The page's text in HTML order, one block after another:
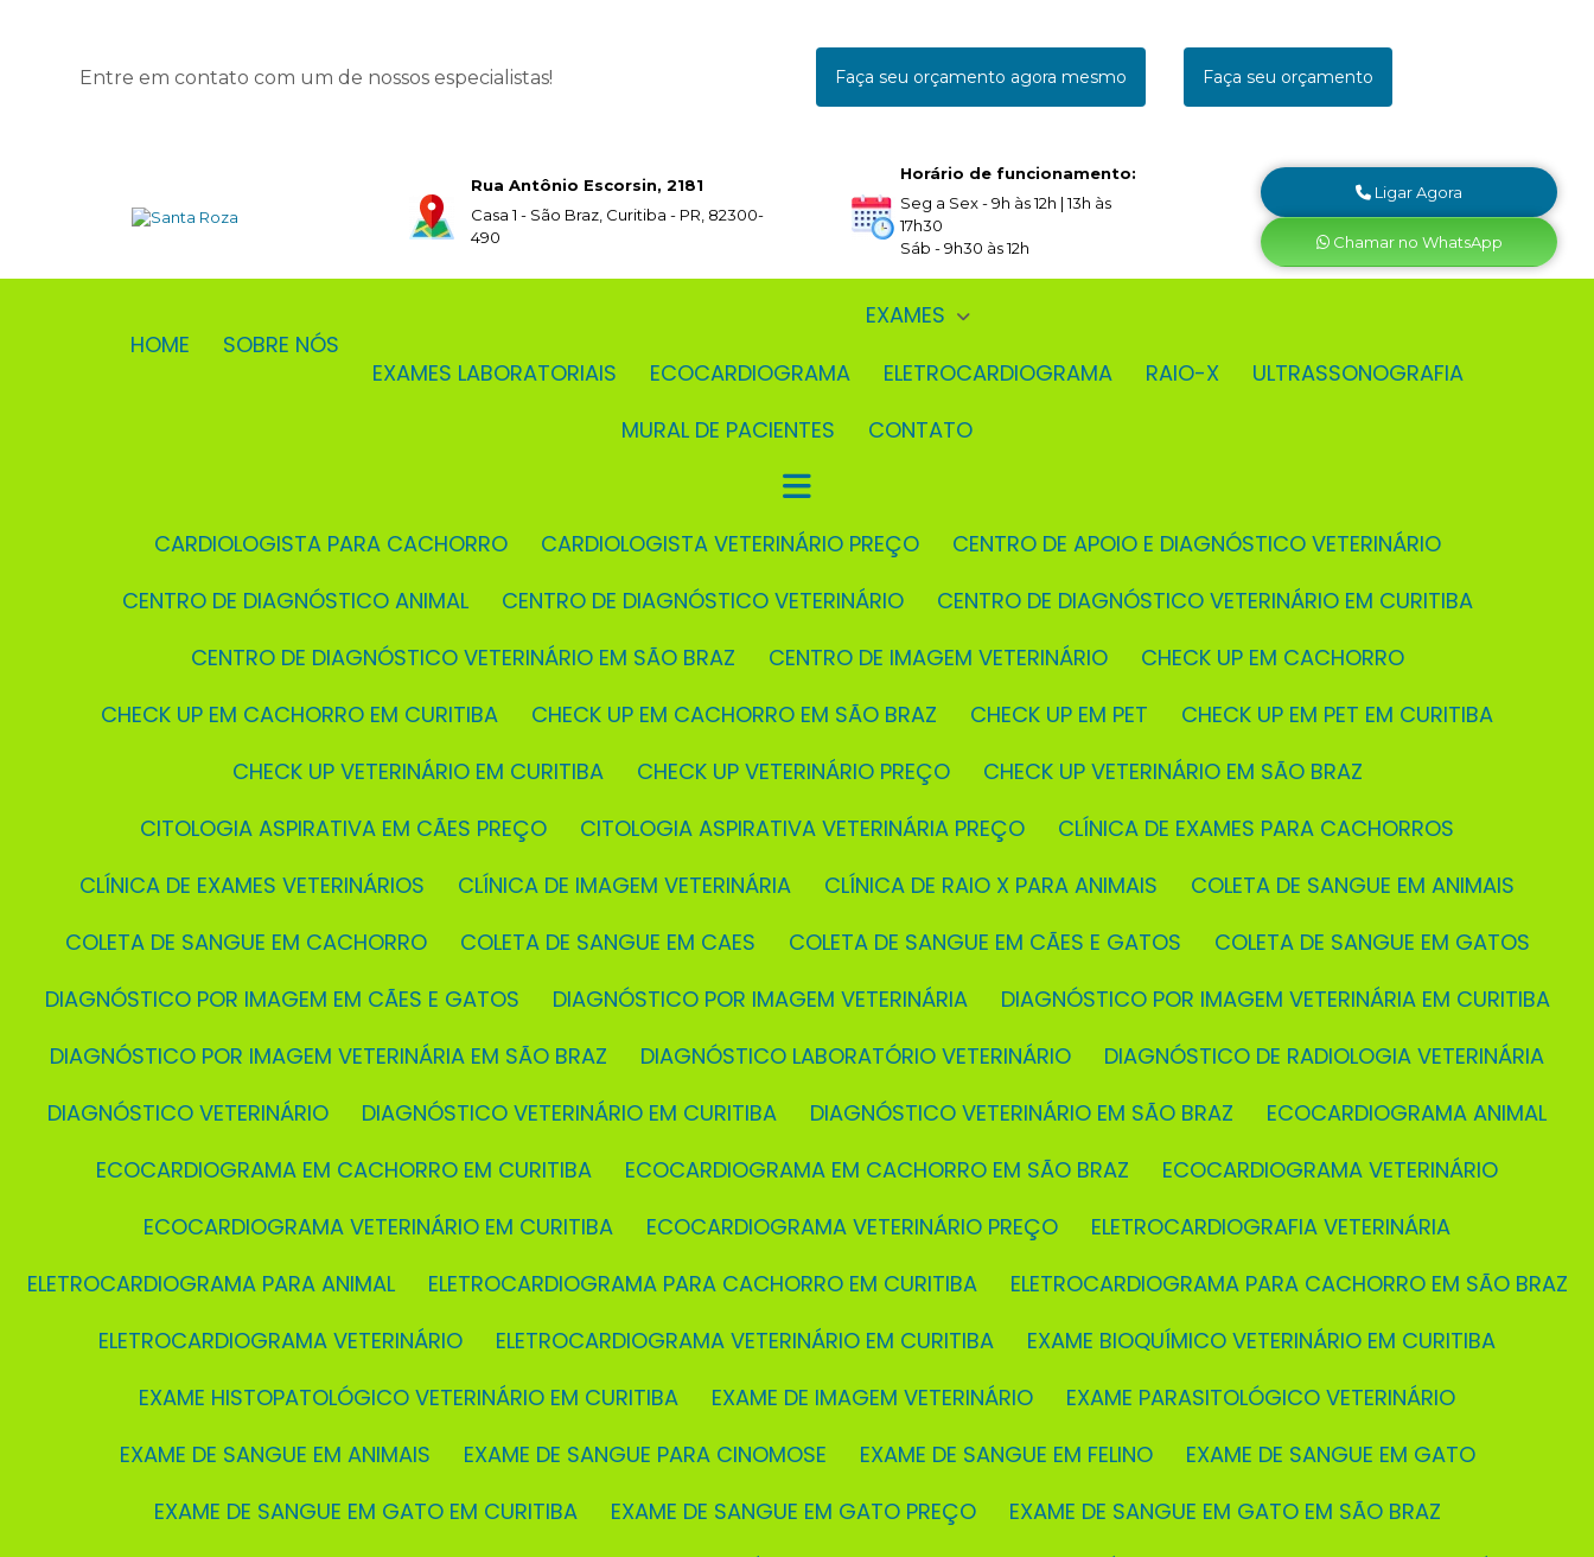
Entre em contato com um de nossos especialistas! Faça seu orçamento agora mesmo Faça seu orçamento
Rua Antônio Escorsin, 2181
Casa 1 - São Braz, Curitiba - PR, 82300-
490
Horário de funcionamento:
Seg a Sex - 9h às 12h | 13h às
17h30
Sáb - 9h30 às 12h
Ligar Agora
Chamar no WhatsApp
HOME SOBRE NÓS
EXAMES
EXAMES LABORATORIAIS
ECOCARDIOGRAMA ELETROCARDIOGRAMA RAIO-X
ULTRASSONOGRAFIA
MURAL DE PACIENTES
CONTATO
CARDIOLOGISTA PARA CACHORRO CARDIOLOGISTA VETERINÁRIO PREÇO
CENTRO DE APOIO E DIAGNÓSTICO VETERINÁRIO
CENTRO DE DIAGNÓSTICO ANIMAL
CENTRO DE DIAGNÓSTICO VETERINÁRIO
CENTRO DE DIAGNÓSTICO VETERINÁRIO EM CURITIBA
CENTRO DE DIAGNÓSTICO VETERINÁRIO EM SÃO BRAZ
CENTRO DE IMAGEM VETERINÁRIO
CHECK UP EM CACHORRO
CHECK UP EM CACHORRO EM CURITIBA
CHECK UP EM CACHORRO EM SÃO BRAZ CHECK UP EM PET
CHECK UP EM PET EM CURITIBA
CHECK UP VETERINÁRIO EM CURITIBA
CHECK UP VETERINÁRIO PREÇO
CHECK UP VETERINÁRIO EM SÃO BRAZ
CITOLOGIA ASPIRATIVA EM CÃES PREÇO
CITOLOGIA ASPIRATIVA VETERINÁRIA PREÇO
CLÍNICA DE EXAMES PARA CACHORROS
CLÍNICA DE EXAMES VETERINÁRIOS
CLÍNICA DE IMAGEM VETERINÁRIA CLÍNICA DE RAIO X PARA ANIMAIS
COLETA DE SANGUE EM ANIMAIS
COLETA DE SANGUE EM CACHORRO
COLETA DE SANGUE EM CAES COLETA DE SANGUE EM CÃES E GATOS
COLETA DE SANGUE EM GATOS
DIAGNÓSTICO POR IMAGEM EM CÃES E GATOS
DIAGNÓSTICO POR IMAGEM VETERINÁRIA
DIAGNÓSTICO POR IMAGEM VETERINÁRIA EM CURITIBA
DIAGNÓSTICO POR IMAGEM VETERINÁRIA EM SÃO BRAZ
DIAGNÓSTICO LABORATÓRIO VETERINÁRIO
DIAGNÓSTICO DE RADIOLOGIA VETERINÁRIA
DIAGNÓSTICO VETERINÁRIO
DIAGNÓSTICO VETERINÁRIO EM CURITIBA DIAGNÓSTICO VETERINÁRIO EM SÃO BRAZ
ECOCARDIOGRAMA ANIMAL
ECOCARDIOGRAMA EM CACHORRO EM CURITIBA
ECOCARDIOGRAMA EM CACHORRO EM SÃO BRAZ
ECOCARDIOGRAMA VETERINÁRIO
ECOCARDIOGRAMA VETERINÁRIO EM CURITIBA
ECOCARDIOGRAMA VETERINÁRIO PREÇO
ELETROCARDIOGRAFIA VETERINÁRIA
ELETROCARDIOGRAMA PARA ANIMAL
ELETROCARDIOGRAMA PARA CACHORRO EM CURITIBA
ELETROCARDIOGRAMA PARA CACHORRO EM SÃO BRAZ
ELETROCARDIOGRAMA VETERINÁRIO
ELETROCARDIOGRAMA VETERINÁRIO EM CURITIBA
EXAME BIOQUÍMICO VETERINÁRIO EM CURITIBA
EXAME HISTOPATOLÓGICO VETERINÁRIO EM CURITIBA
EXAME DE IMAGEM VETERINÁRIO
EXAME PARASITOLÓGICO VETERINÁRIO
EXAME DE SANGUE EM ANIMAIS
EXAME DE SANGUE PARA CINOMOSE EXAME DE SANGUE EM FELINO
EXAME DE SANGUE EM GATO
EXAME DE SANGUE EM GATO EM CURITIBA
EXAME DE SANGUE EM GATO PREÇO
EXAME DE SANGUE EM GATO EM SÃO BRAZ